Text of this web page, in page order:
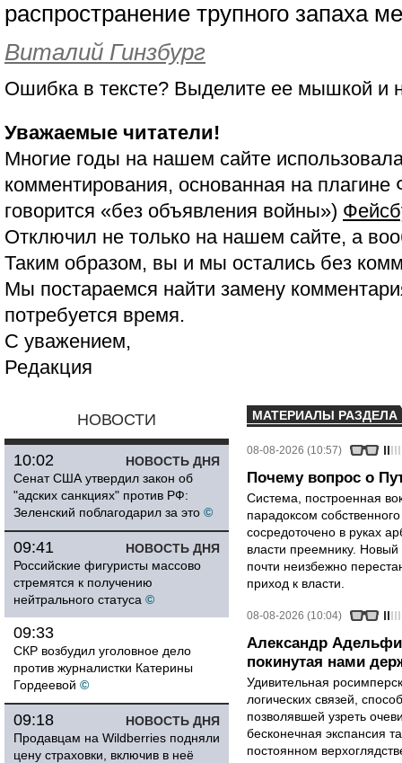
распространение трупного запаха
Виталий Гинзбург
Ошибка в тексте? Выделите ее мышкой и
Уважаемые читатели!
Многие годы на нашем сайте
комментирования, основанная на
говорится «без объявления войны»)
Отключил не только на нашем сайте, а
Таким образом, вы и мы остались без
Мы постараемся найти замену
потребуется время.
С уважением,
Редакция
НОВОСТИ
НОВОСТЬ ДНЯ
10:02
Сенат США утвердил закон об
"адских санкциях" против РФ:
Зеленский поблагодарил за это ©
НОВОСТЬ ДНЯ
09:41
Российские фигуристы массово
стремятся к получению
нейтрального статуса ©
09:33
СКР возбудил уголовное дело
против журналистки Катерины
Гордеевой ©
НОВОСТЬ ДНЯ
09:18
Продавцам на Wildberries подняли
цену страховки, включив в неё
МАТЕРИАЛЫ РАЗДЕЛА
08-08-2026 (10:57)
Почему вопрос о
Система, построенная
парадоксом
сосредоточено в руках
власти преемнику.
почти неизбежно
приход к власти.
08-08-2026 (10:04)
Александр
покинутая нами
Удивительная
логических связей,
позволявшей узреть
бесконечная экспансия
постоянном